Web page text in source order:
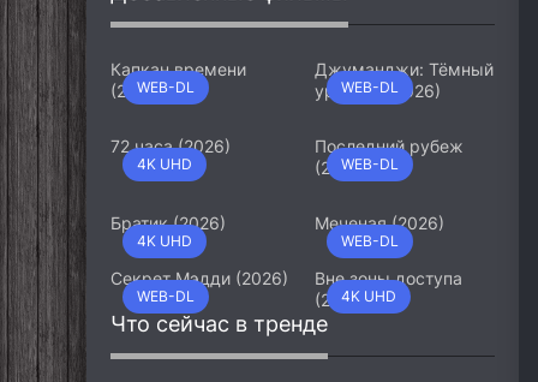
WEB-DL
Капкан времени
(2026)
WEB-DL
Джуманджи: Тёмный
уровень (2026)
4K UHD
72 часа (2026)
WEB-DL
Последний рубеж
(2026)
4K UHD
Братик (2026)
WEB-DL
Меченая (2026)
WEB-DL
Секрет Мэдди (2026)
4K UHD
Вне зоны доступа
(2026)
Что сейчас в тренде